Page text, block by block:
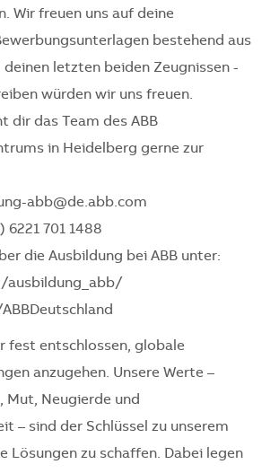
Wir freuen uns auf deine
bestehend aus
deinen letzten beiden Zeugnissen -
würden wir uns freuen.
dir das Team des ABB
in Heidelberg gerne zur
abb@de.abb.com
6221 701 1488
die Ausbildung bei ABB unter:
ausbildung_abb/
fest entschlossen, globale
anzugehen. Unsere Werte –
Mut, Neugierde und
– sind der Schlüssel zu unserem
Lösungen zu schaffen. Dabei legen